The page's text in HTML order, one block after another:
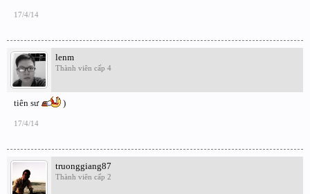
17/4/14
lenm
Thành viên cấp 4
tiên sư )
17/4/14
truonggiang87
Thành viên cấp 2